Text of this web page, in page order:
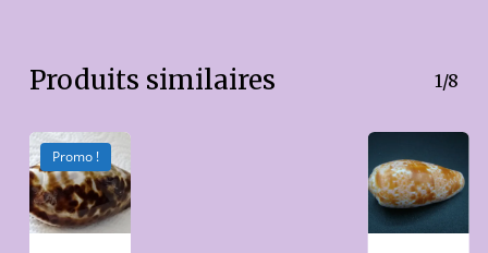
Produits similaires 1/8
Promo !